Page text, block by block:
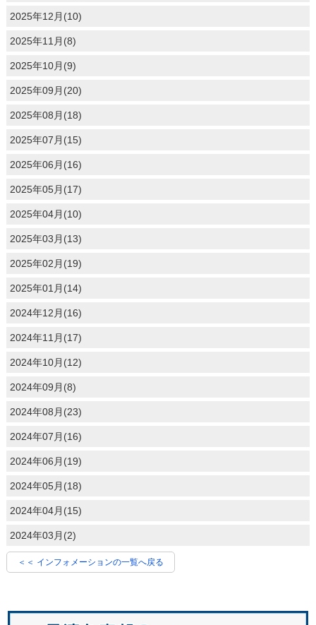
2025年12月(10)
2025年11月(8)
2025年10月(9)
2025年09月(20)
2025年08月(18)
2025年07月(15)
2025年06月(16)
2025年05月(17)
2025年04月(10)
2025年03月(13)
2025年02月(19)
2025年01月(14)
2024年12月(16)
2024年11月(17)
2024年10月(12)
2024年09月(8)
2024年08月(23)
2024年07月(16)
2024年06月(19)
2024年05月(18)
2024年04月(15)
2024年03月(2)
＜＜ インフォメーションの一覧へ戻る